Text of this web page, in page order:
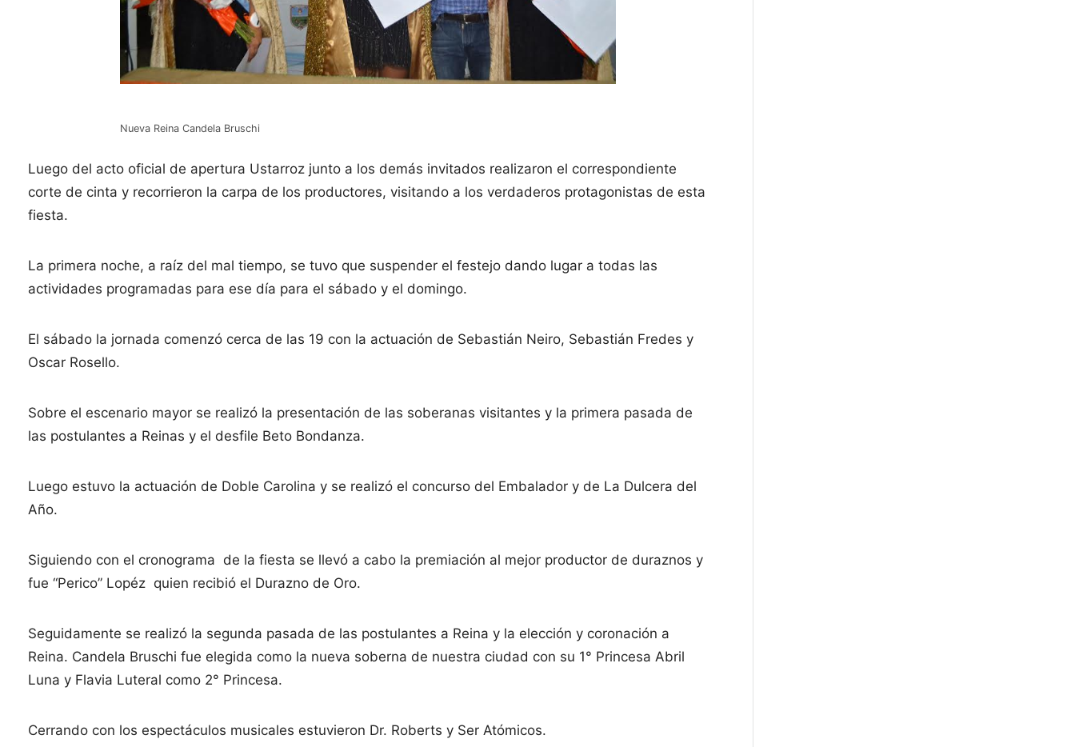
Nueva Reina Candela Bruschi
Luego del acto oficial de apertura Ustarroz junto a los demás invitados realizaron el correspondiente
corte de cinta y recorrieron la carpa de los productores, visitando a los verdaderos protagonistas de esta
fiesta.
La primera noche, a raíz del mal tiempo, se tuvo que suspender el festejo dando lugar a todas las
actividades programadas para ese día para el sábado y el domingo.
El sábado la jornada comenzó cerca de las 19 con la actuación de Sebastián Neiro, Sebastián Fredes y
Oscar Rosello.
Sobre el escenario mayor se realizó la presentación de las soberanas visitantes y la primera pasada de
las postulantes a Reinas y el desfile Beto Bondanza.
Luego estuvo la actuación de Doble Carolina y se realizó el concurso del Embalador y de La Dulcera del
Año.
Siguiendo con el cronograma de la fiesta se llevó a cabo la premiación al mejor productor de duraznos y
fue “Perico” Lopéz quien recibió el Durazno de Oro.
Seguidamente se realizó la segunda pasada de las postulantes a Reina y la elección y coronación a
Reina. Candela Bruschi fue elegida como la nueva soberna de nuestra ciudad con su 1° Princesa Abril
Luna y Flavia Luteral como 2° Princesa.
Cerrando con los espectáculos musicales estuvieron Dr. Roberts y Ser Atómicos.